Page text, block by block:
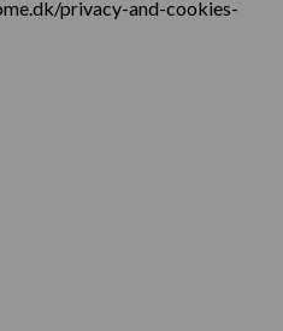
privacy-and-cookies-